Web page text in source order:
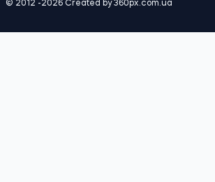
akapicie aktywnego hiperłącza do strony artykułu
© 2012 -2026 Created by 360px.com.ua